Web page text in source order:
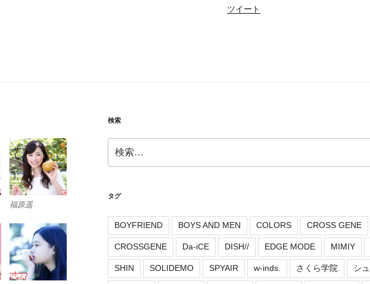
ツイート
福原遥
検索
索:
タグ
BOYFRIEND BOYS AND MEN COLORS CROSS GENE
CROSSGENE Da-iCE DISH// EDGE MODE MIMIY
SHIN SOLIDEMO SPYAIR w-inds. さくら学院 シ